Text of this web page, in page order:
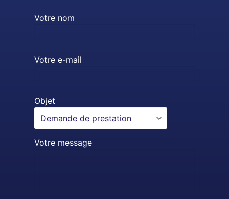
Votre nom
Votre e-mail
Objet
Votre message